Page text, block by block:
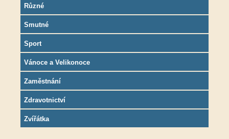
Různé
Smutné
Sport
Vánoce a Velikonoce
Zaměstnání
Zdravotnictví
Zvířátka